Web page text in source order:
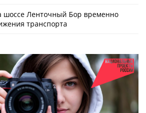
шоссе Ленточный Бор временно
транспорта